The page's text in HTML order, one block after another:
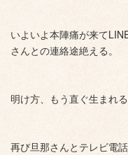
いよいよ本陣痛が来て
さんとの連絡途絶える。
明け方、もう直ぐ生まれる
再び旦那さんとテレビ電